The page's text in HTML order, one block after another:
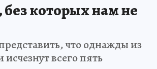
которых нам не
что однажды из
всего пять